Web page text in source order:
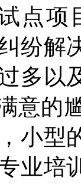
试点
纷解
多以
意的
小型
业培